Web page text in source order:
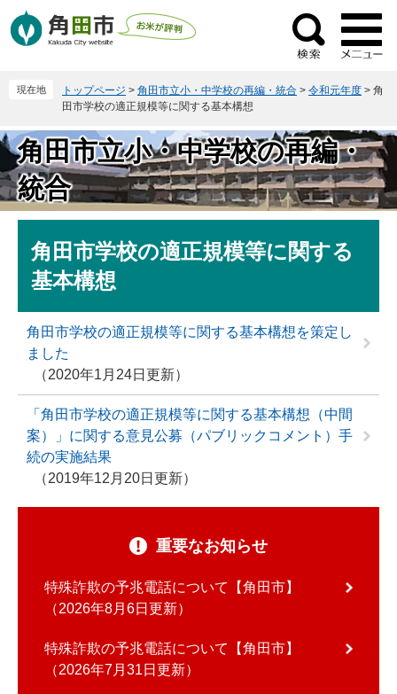
ー
で
す
。
ニ
ば
し
て
本
検
索
現在地 トップページ > 角田市立小・中学校の再編・統合 > 令和元年度 > 角
田市学校の適正規模等に関する基本構想
角田市立小・中学校の再編・
統合
文角田市学校の適正規模等に関する
基本構想
角田市学校の適正規模等に関する基本構想を策定し
ました
2020年1月24日更新
「角田市学校の適正規模等に関する基本構想（中間
案）」に関する意見公募（パブリックコメント）手
続の実施結果
2019年12月20日更新
重要なお知らせ
特殊詐欺の予兆電話について【角田市】
2026年8月6日更新
特殊詐欺の予兆電話について【角田市】
2026年7月31日更新